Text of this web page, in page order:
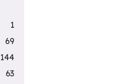
1
69
144
63